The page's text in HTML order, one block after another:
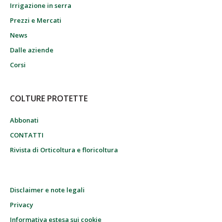
Irrigazione in serra
Prezzi e Mercati
News
Dalle aziende
Corsi
COLTURE PROTETTE
Abbonati
CONTATTI
Rivista di Orticoltura e floricoltura
Disclaimer e note legali
Privacy
Informativa estesa sui cookie